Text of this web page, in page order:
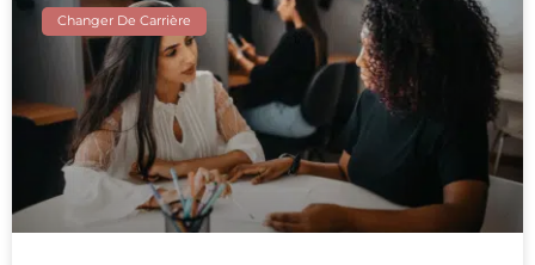
Changer De Carrière